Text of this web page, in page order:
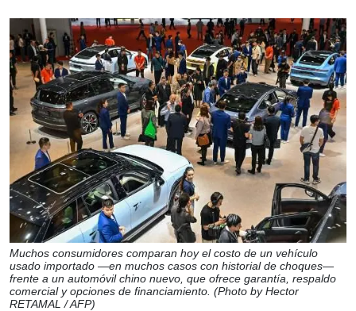
Muchos consumidores comparan hoy el costo de un vehículo
usado importado —en muchos casos con historial de choques—
frente a un automóvil chino nuevo, que ofrece garantía, respaldo
comercial y opciones de financiamiento. (Photo by Hector
RETAMAL / AFP)